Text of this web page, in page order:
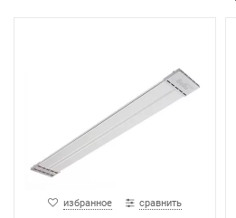
избранное сравнить